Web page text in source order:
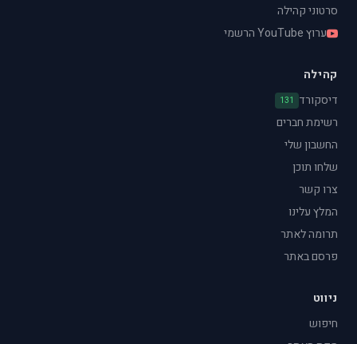
סרטוני קהילה
ערוץ YouTube הרשמי
קהילה
דיסקורד
131
רשימת חברים
החשבון שלי
שלחו תוכן
צרו קשר
המלץ עלינו
תרומה לאתר
פרסם באתר
ניווט
חיפוש